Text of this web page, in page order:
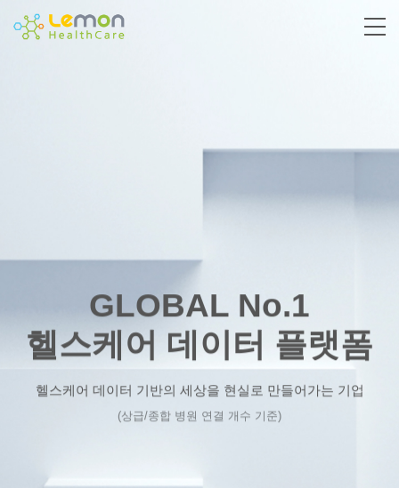
GLOBAL No.1
헬스케어 데이터 플랫폼
헬스케어 데이터 기반의 세상을 현실로 만들어가는 기업
(상급/종합 병원 연결 개수 기준)